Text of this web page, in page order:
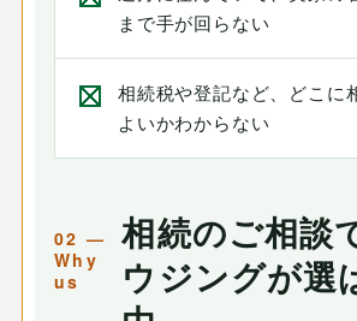
まで手が回らない
相続税や登記など、どこに
よいかわからない
相続のご相談
ウジングが選